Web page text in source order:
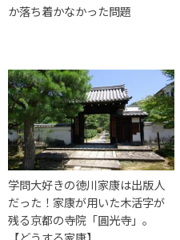
か落ち着かなかった問題
学問大好きの徳川家康は出版人
だった！家康が用いた木活字が
残る京都の寺院「圓光寺」。